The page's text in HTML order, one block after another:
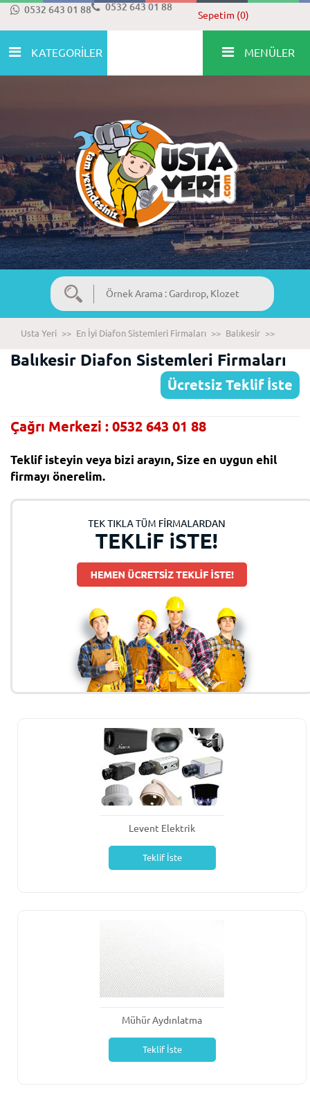
0532 643 01 88 0532 643 01 88
Sepetim (0)
KATEGORİLER MENÜLER
Usta Yeri >> En İyi Diafon Sistemleri Firmaları >> Balıkesir >>
Balıkesir Diafon Sistemleri Firmaları
Ücretsiz Teklif İste
Çağrı Merkezi : 0532 643 01 88
Teklif isteyin veya bizi arayın, Size en uygun ehil
firmayı önerelim.
Levent Elektrik
Teklif İste
Mühür Aydınlatma
Teklif İste